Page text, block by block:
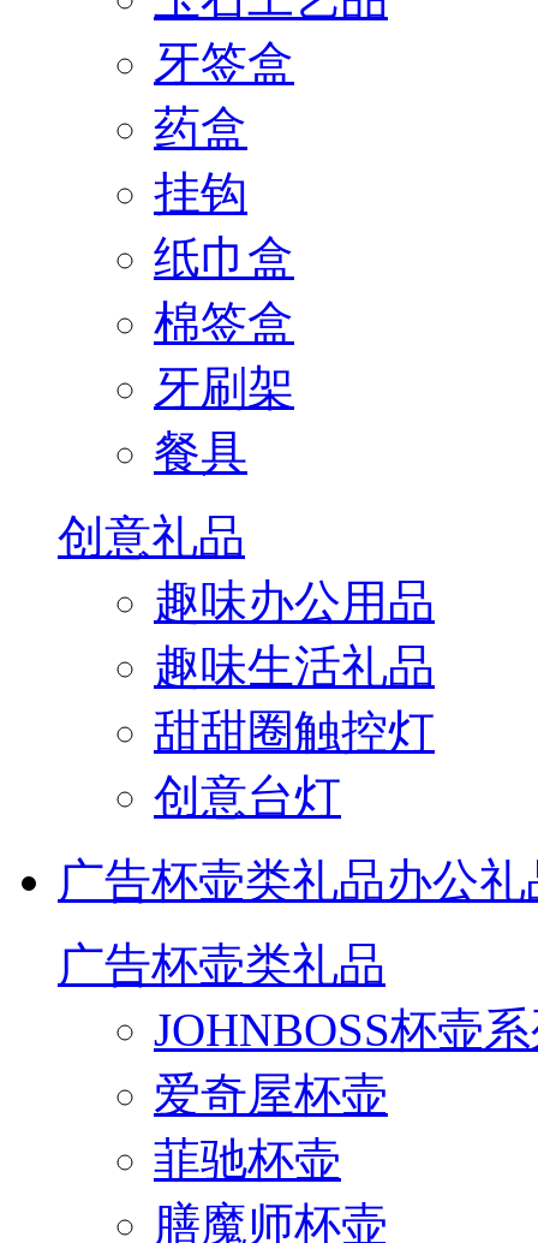
牙签盒
药盒
挂钩
纸巾盒
棉签盒
牙刷架
餐具
创意礼品
趣味办公用品
趣味生活礼品
甜甜圈触控灯
创意台灯
广告杯壶类礼品办公礼
广告杯壶类礼品
JOHNBOSS杯壶
爱奇屋杯壶
菲驰杯壶
膳魔师杯壶